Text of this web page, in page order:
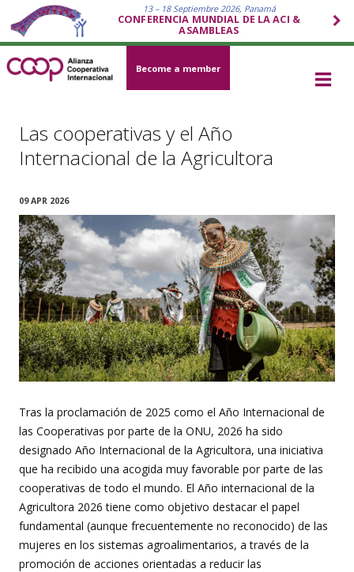
13 – 18 Septiembre 2026, Panamá
CONFERENCIA MUNDIAL DE LA ACI &
ASAMBLEAS
Become a member
Las cooperativas y el Año
Internacional de la Agricultora
09 APR 2026
Tras la proclamación de 2025 como el Año Internacional de
las Cooperativas por parte de la ONU, 2026 ha sido
designado Año Internacional de la Agricultora, una iniciativa
que ha recibido una acogida muy favorable por parte de las
cooperativas de todo el mundo. El Año internacional de la
Agricultora 2026 tiene como objetivo destacar el papel
fundamental (aunque frecuentemente no reconocido) de las
mujeres en los sistemas agroalimentarios, a través de la
promoción de acciones orientadas a reducir las